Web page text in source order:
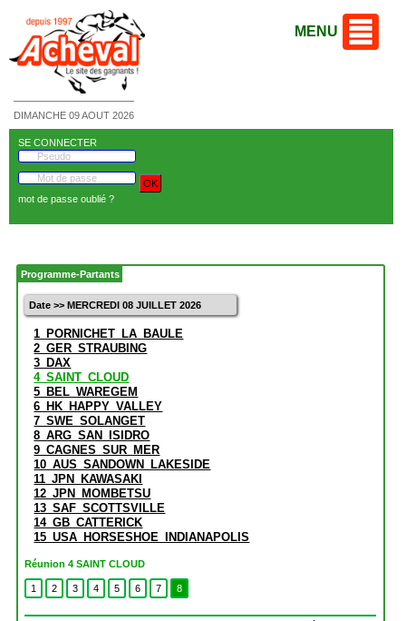
DIMANCHE 09 AOUT 2026
MENU
SE CONNECTER
mot de passe oublié ?
Programme-Partants
Date >> MERCREDI 08 JUILLET 2026
1_PORNICHET_LA_BAULE
2_GER_STRAUBING
3_DAX
4_SAINT_CLOUD
5_BEL_WAREGEM
6_HK_HAPPY_VALLEY
7_SWE_SOLANGET
8_ARG_SAN_ISIDRO
9_CAGNES_SUR_MER
10_AUS_SANDOWN_LAKESIDE
11_JPN_KAWASAKI
12_JPN_MOMBETSU
13_SAF_SCOTTSVILLE
14_GB_CATTERICK
15_USA_HORSESHOE_INDIANAPOLIS
Réunion 4 SAINT CLOUD
1 2 3 4 5 6 7 8